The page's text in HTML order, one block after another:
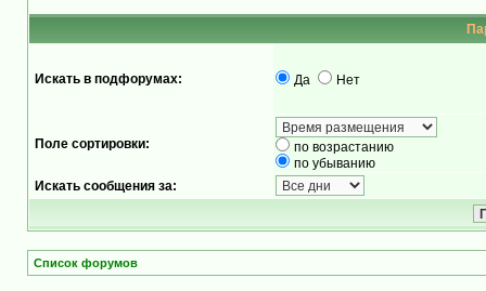
Искать в подфорумах: Да Нет
Поле сортировки:
по возрастанию
по убыванию
Искать сообщения за:
Список форумов